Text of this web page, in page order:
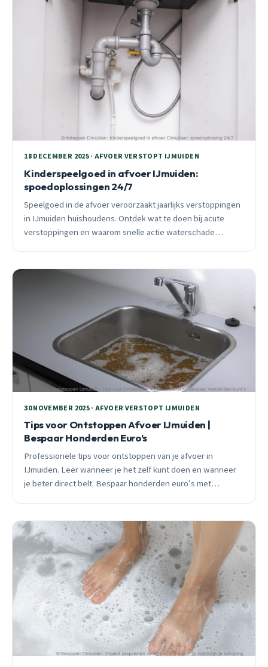
18 DECEMBER 2025 · AFVOER VERSTOPT IJMUIDEN
Kinderspeelgoed in afvoer IJmuiden:
spoedoplossingen 24/7
Speelgoed in de afvoer veroorzaakt jaarlijks verstoppingen
in IJmuiden huishoudens. Ontdek wat te doen bij acute
verstoppingen en waarom snelle actie waterschade
30 NOVEMBER 2025 · AFVOER VERSTOPT IJMUIDEN
Tips voor Ontstoppen Afvoer IJmuiden |
Bespaar Honderden Euro’s
Professionele tips voor ontstoppen van je afvoer in
IJmuiden. Leer wanneer je het zelf kunt doen en wanneer
je beter direct belt. Bespaar honderden euro’s met